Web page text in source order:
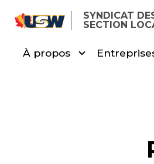
Skip
content
SYNDICAT
SECTION
À propos